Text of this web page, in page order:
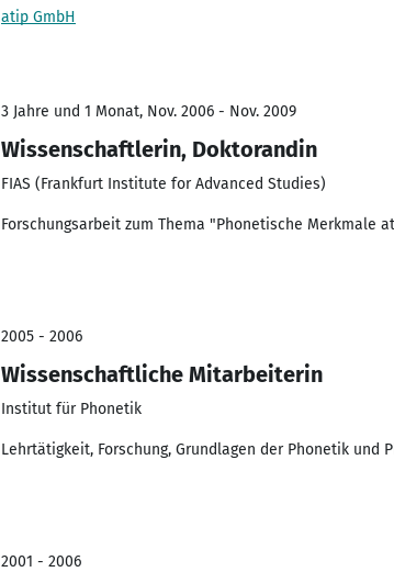
atip GmbH
3 Jahre und 1 Monat, Nov. 2006 - Nov. 2009
Wissenschaftlerin, Doktorandin
FIAS (Frankfurt Institute for Advanced Studies)
Forschungsarbeit zum Thema "Phonetische Merkmale
2005 - 2006
Wissenschaftliche Mitarbeiterin
Institut für Phonetik
Lehrtätigkeit, Forschung, Grundlagen der Phonetik und
2001 - 2006